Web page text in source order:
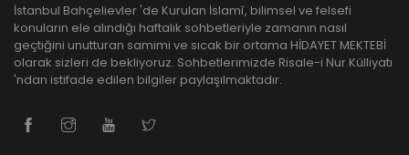
İstanbul Bahçelievler 'de Kurulan İslamî, bilimsel ve felsefi
konuların ele alındığı haftalık sohbetleriyle zamanın nasıl
geçtiğini unutturan samimi ve sıcak bir ortama HİDAYET MEKTEBİ
olarak sizleri de bekliyoruz. Sohbetlerimizde Risale-i Nur Külliyatı
'ndan istifade edilen bilgiler paylaşılmaktadır.